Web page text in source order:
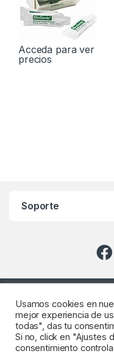
Acceda para ver
precios
Soporte
Usamos cookies en
mejor experiencia de
todas", das tu
Si no, click en "Ajustes
consentimiento